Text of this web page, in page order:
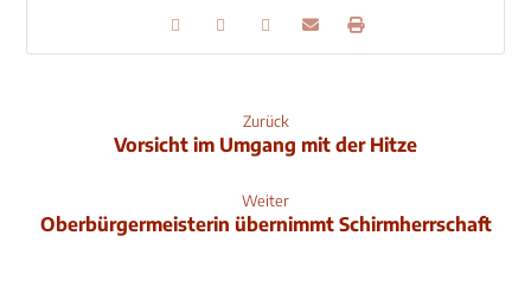
Zurück
Vorsicht im Umgang mit der Hitze
Weiter
Oberbürgermeisterin übernimmt Schirmherrschaft